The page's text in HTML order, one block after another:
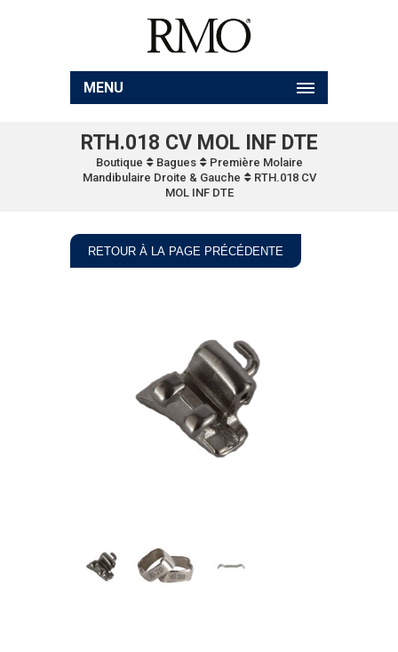
MENU
RTH.018 CV MOL INF DTE
Boutique Bagues
Première Molaire
Mandibulaire Droite & Gauche
RTH.018 CV
MOL INF DTE
RETOUR À LA PAGE PRÉCÉDENTE